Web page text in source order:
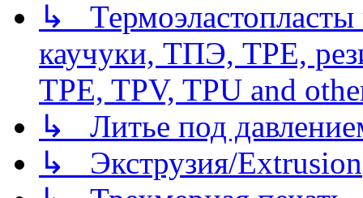
↳
каучуки, ТПЭ, TPE,
TPE, TPV, TPU and
↳ Литье под
↳ Экструзия/Extrusion